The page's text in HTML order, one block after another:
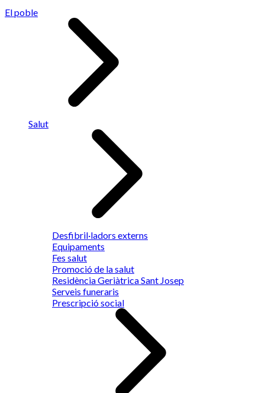
El poble
Salut
Desfibril·ladors externs
Equipaments
Fes salut
Promoció de la salut
Residència Geriàtrica Sant Josep
Serveis funeraris
Prescripció social